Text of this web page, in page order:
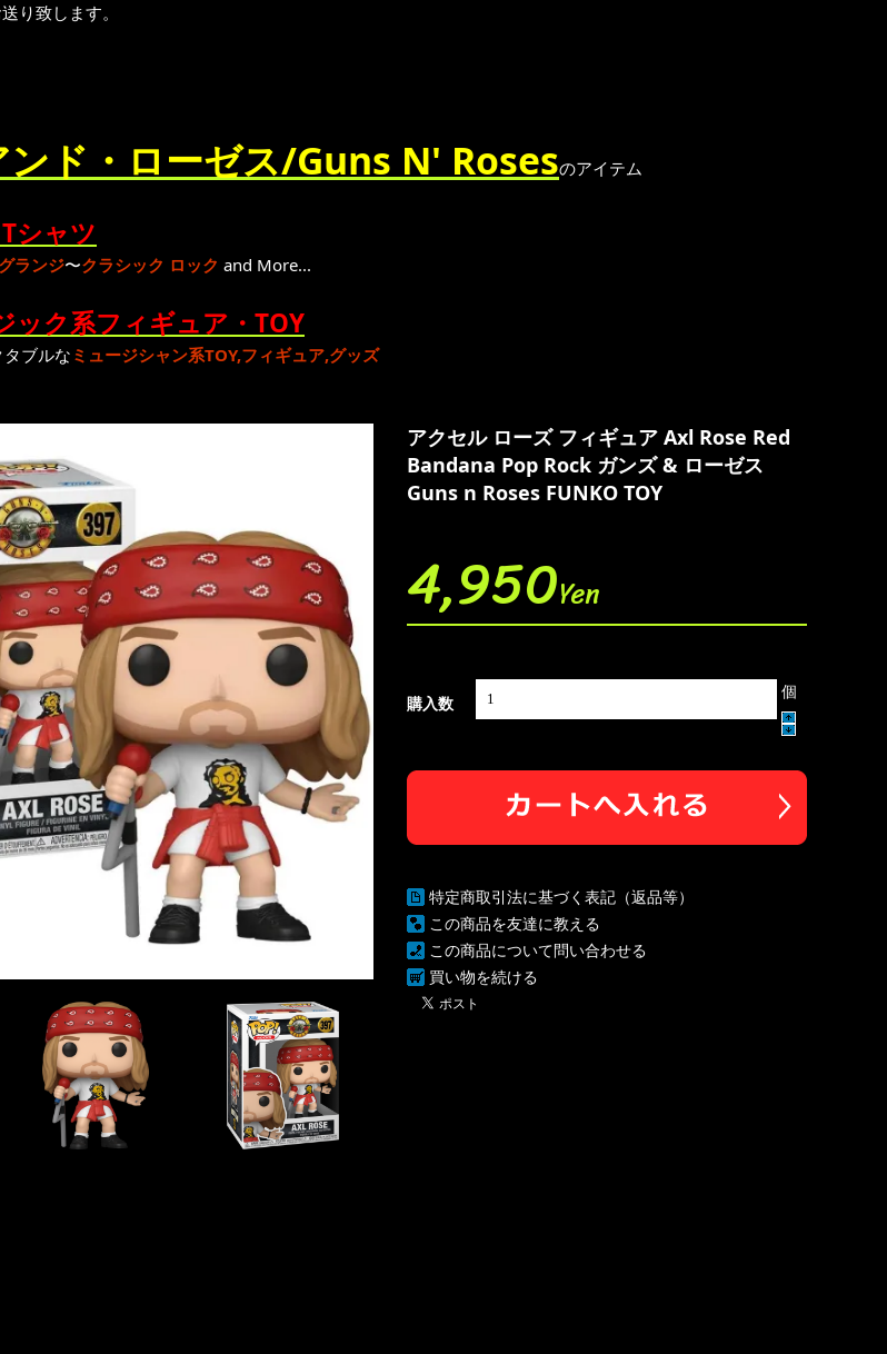
り致します。
ンド・ローゼス/Guns N' Rosesのアイテム
シャツ
グランジ〜クラシック ロック and More...
ック系フィギュア・TOY
ブルな ミュージシャン系TOY,フィギュア,グッズ
アクセル ローズ フィギュア Axl Rose Red
Bandana Pop Rock ガンズ & ローゼス
Guns n Roses FUNKO TOY
4,950Yen
購入数
個
特定商取引法に基づく表記（返品等）
この商品を友達に教える
この商品について問い合わせる
買い物を続ける